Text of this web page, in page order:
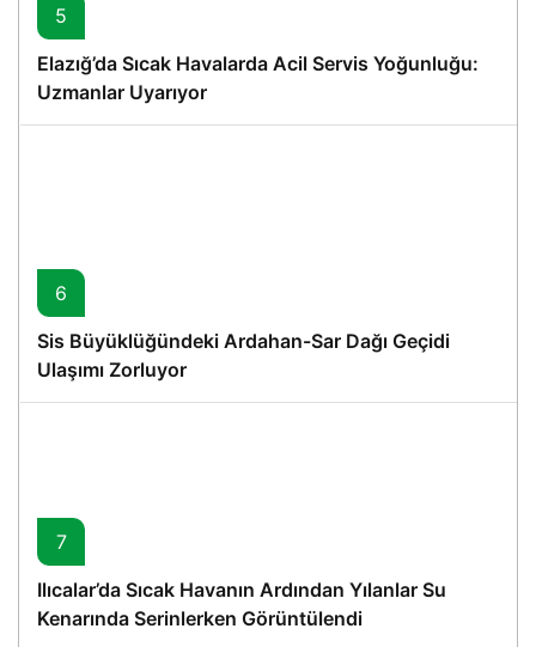
5
Elazığ’da Sıcak Havalarda Acil Servis Yoğunluğu:
Uzmanlar Uyarıyor
6
Sis Büyüklüğündeki Ardahan-Sar Dağı Geçidi
Ulaşımı Zorluyor
7
Ilıcalar’da Sıcak Havanın Ardından Yılanlar Su
Kenarında Serinlerken Görüntülendi